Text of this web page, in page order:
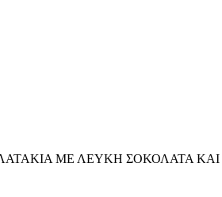
ΜΕ ΛΕΥΚΗ ΣΟΚΟΛΑΤΑ ΚΑΙ